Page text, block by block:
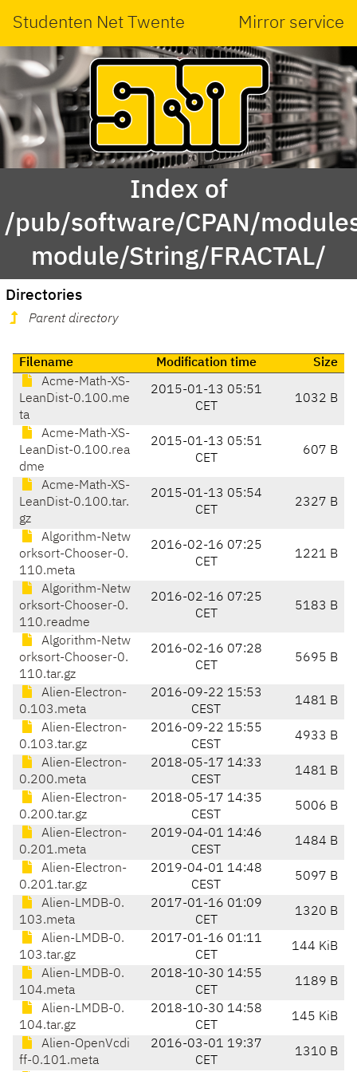
Studenten Net Twente Mirror service
Index of
/pub/software/CPAN/
module/String/FRACTAL/
Directories
Parent directory
Filename Modification time
Size
Acme-Math-XS-
LeanDist-0.100.me
ta
2015-01-13 05:51
CET
1032 B
Acme-Math-XS-
LeanDist-0.100.rea
dme
2015-01-13 05:51
CET
607 B
Acme-Math-XS-
LeanDist-0.100.tar.
gz
2015-01-13 05:54
CET
2327 B
Algorithm-Netw
orksort-Chooser-0.
110.meta
2016-02-16 07:25
CET
1221 B
Algorithm-Netw
orksort-Chooser-0.
110.readme
2016-02-16 07:25
CET
5183 B
Algorithm-Netw
orksort-Chooser-0.
110.tar.gz
2016-02-16 07:28
CET
5695 B
Alien-Electron-
0.103.meta
2016-09-22 15:53
CEST
1481 B
Alien-Electron-
0.103.tar.gz
2016-09-22 15:55
CEST
4933 B
Alien-Electron-
0.200.meta
2018-05-17 14:33
CEST
1481 B
Alien-Electron-
0.200.tar.gz
2018-05-17 14:35
CEST
5006 B
Alien-Electron-
0.201.meta
2019-04-01 14:46
CEST
1484 B
Alien-Electron-
0.201.tar.gz
2019-04-01 14:48
CEST
5097 B
Alien-LMDB-0.
103.meta
2017-01-16 01:09
CET
1320 B
Alien-LMDB-0.
103.tar.gz
2017-01-16 01:11
CET
144 KiB
Alien-LMDB-0.
104.meta
2018-10-30 14:55
CET
1189 B
Alien-LMDB-0.
104.tar.gz
2018-10-30 14:58
CET
145 KiB
Alien-OpenVcdi
ff-0.101.meta
2016-03-01 19:37
CET
1310 B